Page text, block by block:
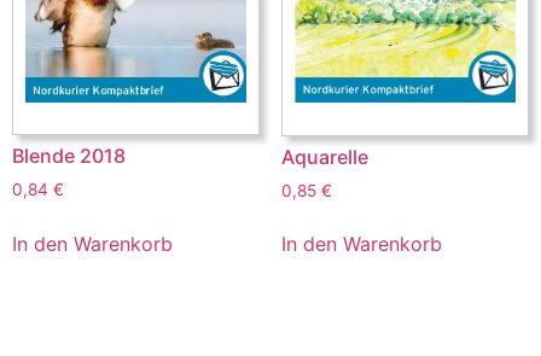
Blende 2018
0,84 €
In den Warenkorb
Aquarelle
0,85 €
In den Warenkorb